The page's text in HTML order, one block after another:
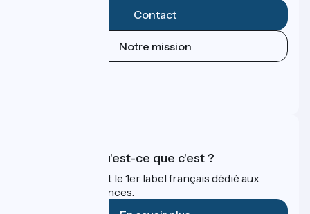
Contact
Notre mission
Accueil Vélo qu'est-ce que c'est ?
Accueil Vélo c'est le 1er label français dédié aux
cyclistes en vacances.